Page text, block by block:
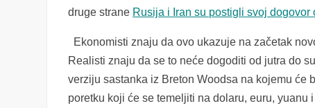
druge strane Rusija i Iran su postigli svoj
Ekonomisti znaju da ovo ukazuje na začetak
Realisti znaju da se to neće dogoditi od jutra do
verziju sastanka iz Breton Woodsa na kojemu
poretku koji će se temeljiti na dolaru, euru, yuanu